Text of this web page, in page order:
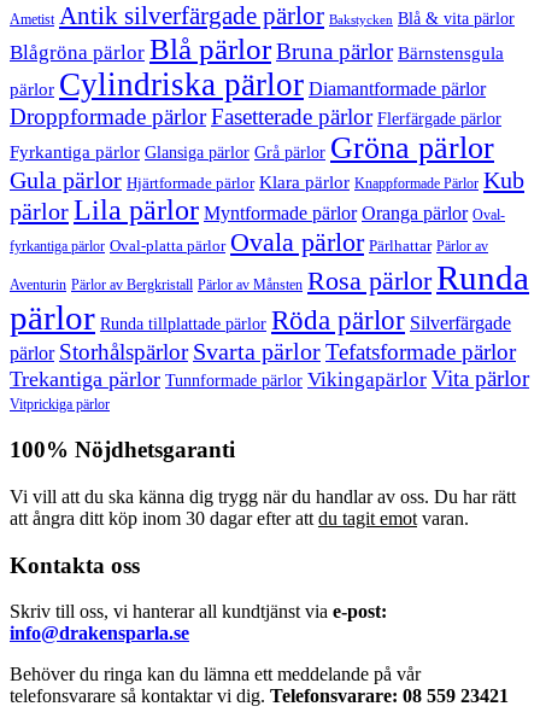
Ametist Antik silverfärgade pärlor Bakstycken Blå & vita pärlor
Blågröna pärlor Blå pärlorBruna pärlor Bärnstensgula
pärlor Cylindriska pärlor Diamantformade pärlor
Droppformade pärlorFasetterade pärlor Flerfärgade pärlor
Fyrkantiga pärlor Glansiga pärlor Grå pärlor Gröna pärlor
Gula pärlor Hjärtformade pärlor Klara pärlor Knappformade Pärlor Kub
pärlorLila pärlor Myntformade pärlor Oranga pärlor Oval-
fyrkantiga pärlor Oval-platta pärlor Ovala pärlor Pärlhattar Pärlor av
Aventurin Pärlor av Bergkristall Pärlor av Månsten Rosa pärlorRunda
pärlor Runda tillplattade pärlor Röda pärlor Silverfärgade
pärlor Storhålspärlor Svarta pärlorTefatsformade pärlor
Trekantiga pärlor Tunnformade pärlor Vikingapärlor Vita pärlor
Vitprickiga pärlor
100% Nöjdhetsgaranti
Vi vill att du ska känna dig trygg när du handlar av oss. Du har rätt
att ångra ditt köp inom 30 dagar efter att du tagit emot varan.
Kontakta oss
Skriv till oss, vi hanterar all kundtjänst via e-post:
info@drakensparla.se
Behöver du ringa kan du lämna ett meddelande på vår
telefonsvarare så kontaktar vi dig. Telefonsvarare: 08 559 23421